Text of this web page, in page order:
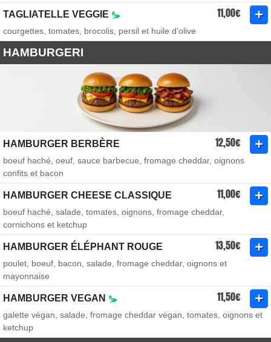
TAGLIATELLE VEGGIE 11,00€
courgettes, tomates, brocolis, persil et huile d'olive
HAMBURGERI
HAMBURGER BERBÈRE 12,50€
boeuf haché, oeuf, sauce barbecue, fromage cheddar, oignons
confits et bacon
HAMBURGER CHEESE CLASSIQUE 11,00€
boeuf haché, salade, tomates, oignons, fromage cheddar,
cornichons et ketchup
HAMBURGER ÉLÉPHANT ROUGE 13,50€
poulet, boeuf, bacon, salade, fromage cheddar, oignons et
mayonnaise
HAMBURGER VEGAN 11,50€
galette végan, salade, fromage cheddar végan, tomates, oignons et
ketchup